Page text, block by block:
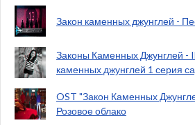
Закон каменных джунглей -
Законы Каменных Джунглей -
каменных джунглей 1 серия
OST "Закон Каменных
Розовое облако